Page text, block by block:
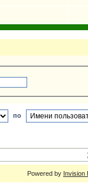
по
Powered by Invision